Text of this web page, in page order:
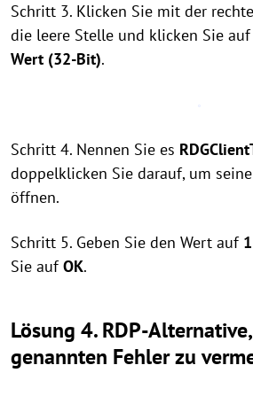
Schritt 3. Klicken Sie mit der
die leere Stelle und klicken Sie auf
Wert (32-Bit).
Schritt 4. Nennen Sie es
doppelklicken Sie darauf, um seine
öffnen.
Schritt 5. Geben Sie den Wert auf 1
Sie aufOK.
Lösung 4. RDP-
genannten Fehler zu